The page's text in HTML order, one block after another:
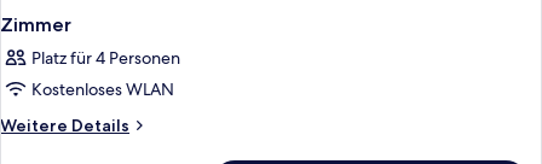
Zimmer
Platz für 4 Personen
Kostenloses WLAN
Weitere Details
Weitere